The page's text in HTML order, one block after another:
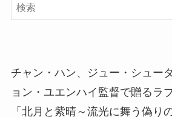
チャン・ハン、ジュー・シュー
ョン・ユエンハイ監督で贈るラ
「北月と紫晴～流光に舞う偽り